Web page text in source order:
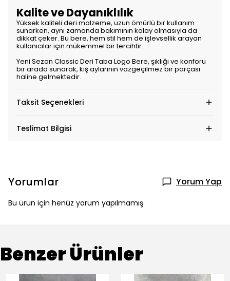
Kalite ve Dayanıklılık
Yüksek kaliteli deri malzeme, uzun ömürlü bir kullanım
sunarken, aynı zamanda bakımının kolay olmasıyla da
dikkat çeker. Bu bere, hem stil hem de işlevsellik arayan
kullanıcılar için mükemmel bir tercihtir.
Yeni Sezon Classic Deri Taba Logo Bere, şıklığı ve konforu
bir arada sunarak, kış aylarının vazgeçilmez bir parçası
haline gelmektedir.
Taksit Seçenekleri
Teslimat Bilgisi
Yorumlar Yorum Yap
Bu ürün için henüz yorum yapılmamış.
Benzer Ürünler